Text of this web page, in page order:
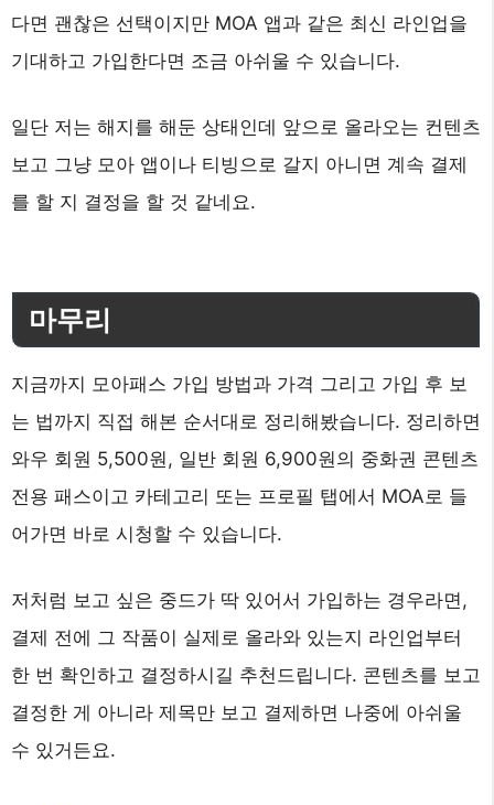
다면 괜찮은 선택이지만 MOA 앱과 같은 최신 라인업을
기대하고 가입한다면 조금 아쉬울 수 있습니다.
일단 저는 해지를 해둔 상태인데 앞으로 올라오는 컨텐츠
보고 그냥 모아 앱이나 티빙으로 갈지 아니면 계속 결제
를 할 지 결정을 할 것 같네요.
마무리
지금까지 모아패스 가입 방법과 가격 그리고 가입 후 보
는 법까지 직접 해본 순서대로 정리해봤습니다. 정리하면
와우 회원 5,500원, 일반 회원 6,900원의 중화권 콘텐츠
전용 패스이고 카테고리 또는 프로필 탭에서 MOA로 들
어가면 바로 시청할 수 있습니다.
저처럼 보고 싶은 중드가 딱 있어서 가입하는 경우라면,
결제 전에 그 작품이 실제로 올라와 있는지 라인업부터
한 번 확인하고 결정하시길 추천드립니다. 콘텐츠를 보고
결정한 게 아니라 제목만 보고 결제하면 나중에 아쉬울
수 있거든요.